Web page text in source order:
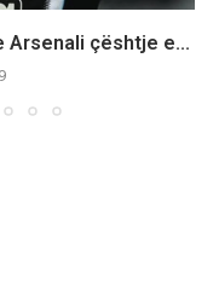
Arsenali çështje e...